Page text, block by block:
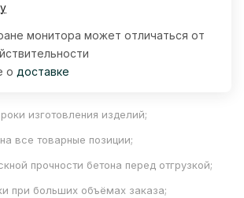
монитора может отличаться от
о доставке
изготовления изделий;
все товарные позиции;
прочности бетона перед отгрузкой;
при больших объёмах заказа;